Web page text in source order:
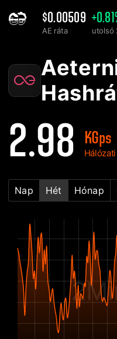
$0.00509
AE ráta utolsó
2.98 KGps
Nap Hét Hónap